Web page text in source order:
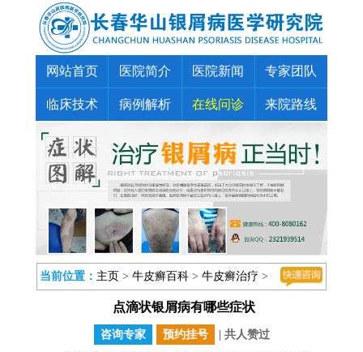
网站首页 医院简介 医院新闻 专家团队
临床技术 病例解析 在线问诊 来院路线
当前位置： 主页 > 牛皮癣百科 > 牛皮癣治疗 >
点滴状银屑病有哪些症状
咨询专家 预约挂号 | 共人赞过